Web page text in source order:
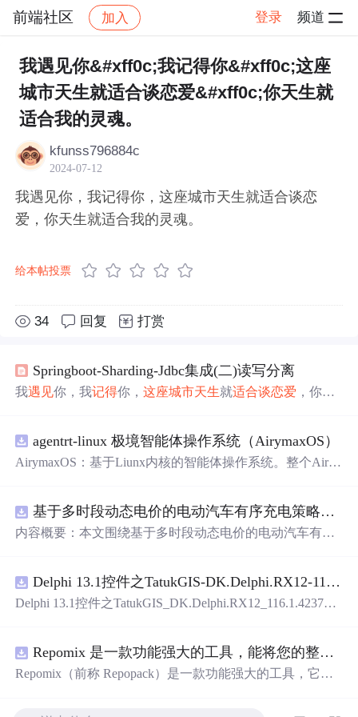
前端社区 加入 登录 频道
社区 前端社区 感慨 帖子详情
我遇见你&#xff0c;我记得你&#xff0c;这座
城市天生就适合谈恋爱&#xff0c;你天生就
适合我的灵魂。
kfunss796884c
2024-07-12
我遇见你，我记得你，这座城市天生就适合谈恋
爱，你天生就适合我的灵魂。
给本帖投票
34 回复 打赏
Springboot-Sharding-Jdbc集成(二)读写分离
我遇见你，我记得你，这座城市天生就适合谈恋爱 ，你天
POM/4.0.0" xmlns:xsi="http://www.w3.org/2001/XMLSchema-
instance" xsi:schemaLocation="http://maven.apache.org/POM/4.
agentrt-linux 极境智能体操作系统（AirymaxOS）
AirymaxOS：基于Liunx内核的智能体操作系统。整个Airy
度更快，运行更稳定。
基于多时段动态电价的电动汽车有序充电策略优化（Matlab代码实现）
内容概要：本文围绕基于多时段动态电价的电动汽车有序
降低用户充电成本。文中系统设计了多时段电价模型，深
入分析其对电动汽车充电需求的引导机制，构建了兼顾经
曲线，验证了该策略在削峰填谷、提升可再生能源消纳能
力以及实现电网与用户双赢方面的有效性。研究进一步考
虑了用户响应行为的不确定性，增强了模型在实际应用中
Delphi 13.1控件之TatukGIS-DK.Delphi.RX12-116.1.42371.exe.zip
Delphi 13.1控件之TatukGIS_DK.Delphi.RX12_116.1.42371.e
Repomix 是一款功能强大的工具，能将您的整个代码库打包成单个 AI 友好型文件
Repomix（前称 Repopack）是一款功能强大的工具，它能